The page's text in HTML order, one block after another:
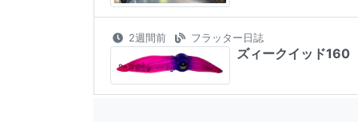
2週間前 フラッター日誌
ズィークイッド160